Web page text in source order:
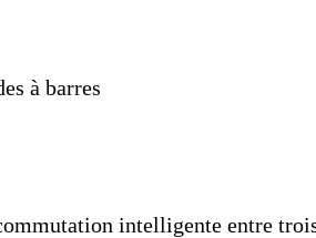
à barres
intelligente entre